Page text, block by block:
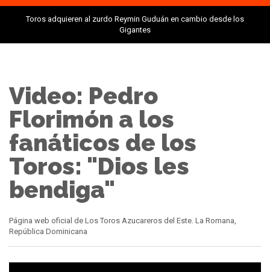
Toros adquieren al zurdo Reymin Guduán en cambio desde los
Gigantes
Video: Pedro
Florimón a los
fanáticos de los
Toros: "Dios les
bendiga"
Página web oficial de Los Toros Azucareros del Este. La Romana,
República Dominicana